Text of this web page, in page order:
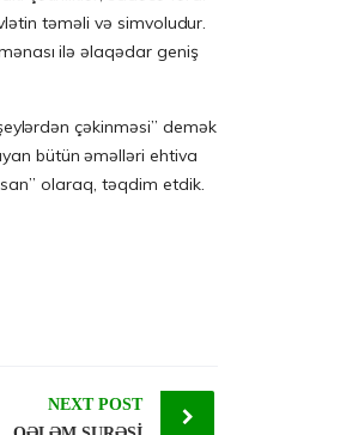
təməli və simvoludur.
ilə əlaqədar geniş
çəkinməsi” demək
bütün əməlləri ehtiva
olaraq, təqdim etdik.
NEXT POST